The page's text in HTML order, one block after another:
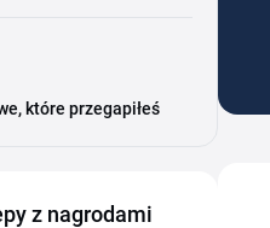
które przegapiłeś
z nagrodami